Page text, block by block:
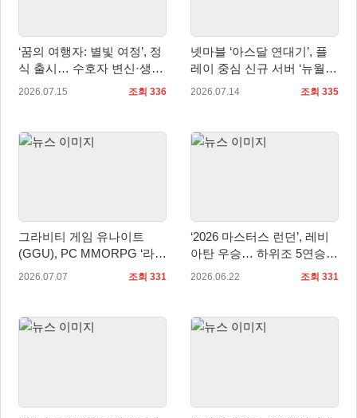
‘꿈의 여행자: 별빛 여정’, 정
식 출시… 수호자 변신·생활
콘텐츠 공개
2026.07.15 조회 336
넷마블 ‘아스달 연대기’, 플
레이 중심 신규 서버 ‘뉴월
드’ 정식 오픈
2026.07.14 조회 335
그라비티 게임 유나이트
(GGU), PC MMORPG ‘라그
나로크 제로: 글로벌’ 2차
2026.07.07 조회 331
‘2026 마스터스 런던’, 레비
아탄 우승… 하위조 5연승으
로 정상 등극
2026.06.22 조회 331